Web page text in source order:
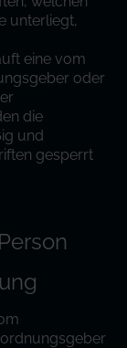
unterliegt,
eine vom
oder
die
und
gesperrt